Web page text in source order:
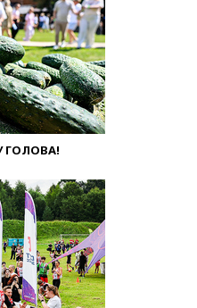
ГОЛОВА!